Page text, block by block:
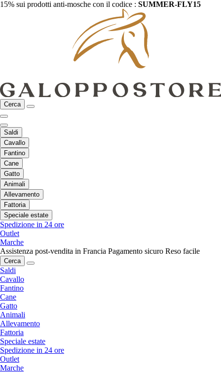
15% sui prodotti anti-mosche con il codice : SUMMER-FLY15
Cerca
Saldi
Cavallo
Fantino
Cane
Gatto
Animali
Allevamento
Fattoria
Speciale estate
Spedizione in 24 ore
Outlet
Marche
Assistenza post-vendita in Francia Pagamento sicuro Reso facile
Cerca
Saldi
Cavallo
Fantino
Cane
Gatto
Animali
Allevamento
Fattoria
Speciale estate
Spedizione in 24 ore
Outlet
Marche